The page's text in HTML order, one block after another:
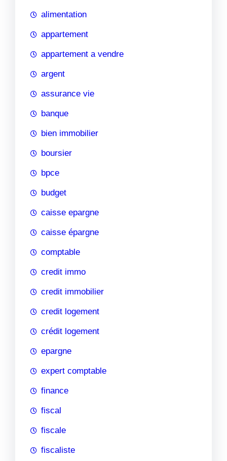
alimentation
appartement
appartement a vendre
argent
assurance vie
banque
bien immobilier
boursier
bpce
budget
caisse epargne
caisse épargne
comptable
credit immo
credit immobilier
credit logement
crédit logement
epargne
expert comptable
finance
fiscal
fiscale
fiscaliste